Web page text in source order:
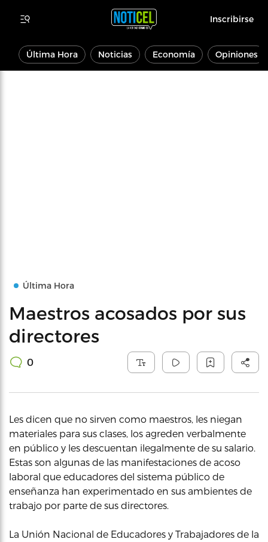
Inscribirse
Última Hora Noticias Economía Opiniones
Última Hora
Maestros acosados por sus
directores
0
Les dicen que no sirven como maestros, les niegan
materiales para sus clases, los agreden verbalmente
en público y les descuentan ilegalmente de su salario.
Estas son algunas de las manifestaciones de acoso
laboral que educadores del sistema público de
enseñanza han experimentado en sus ambientes de
trabajo por parte de sus directores.
La Unión Nacional de Educadores y Trabajadores de la